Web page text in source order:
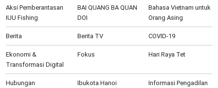
Aksi Pemberantasan
IUU Fishing
BAI QUANG BA QUAN
DOI
Bahasa Vietnam untuk
Orang Asing
Berita Berita TV COVID-19
Ekonomi &
Transformasi Digital
Fokus Hari Raya Tet
Hubungan
Ibukota Hanoi Informasi Pengadilan